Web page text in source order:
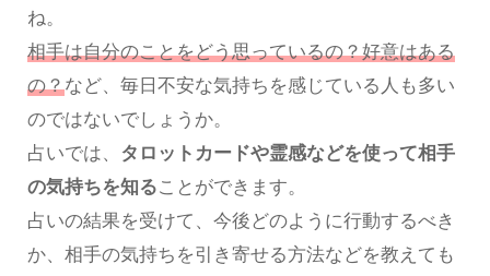
ね。
相手は自分のことをどう思っているの？好意はある
の？など、毎日不安な気持ちを感じている人も多い
のではないでしょうか。
占いでは、
タロットカードや霊感などを使って相手
の気持ちを知ることができます。
占いの結果を受けて、今後どのように行動するべき
か、相手の気持ちを引き寄せる方法などを教えても